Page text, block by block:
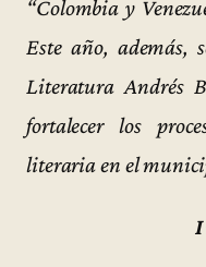
“Colombia y
Este año, además,
Literatura Andrés
fortalecer los
literaria en el